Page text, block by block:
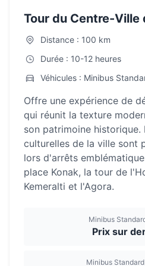
Tour du Centre-Ville
Distance : 100 km
Durée : 10-12 heures
Véhicules : Minibus
Offre une expérience de
qui réunit la texture
son patrimoine historique.
culturelles de la ville sont
lors d'arrêts
place Konak, la tour de
Kemeralti et l'Agora.
Minibus
Prix sur
Minibus